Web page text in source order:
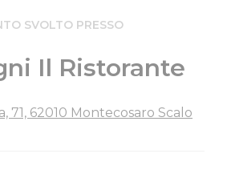
SVOLTO PRESSO
Il Ristorante
71, 62010 Montecosaro Scalo